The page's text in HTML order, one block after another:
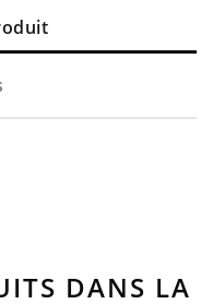
DANS LA